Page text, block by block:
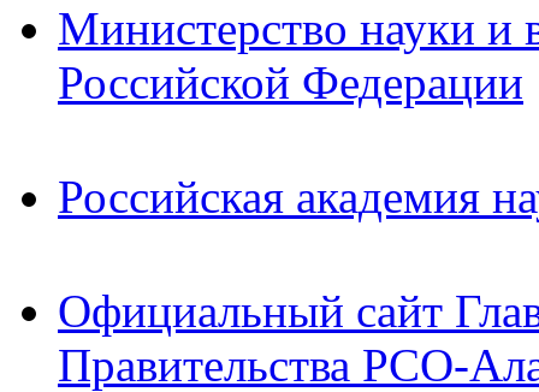
Министерство науки и
Российской Федерации
Российская академия
Официальный сайт
Правительства РСО-